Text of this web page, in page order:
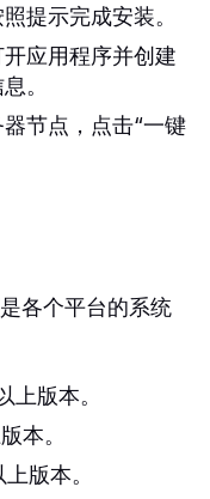
提示完成安装。
应用程序并创建
。
节点，点击“一键
各个平台的系统
版本。
本。
版本。